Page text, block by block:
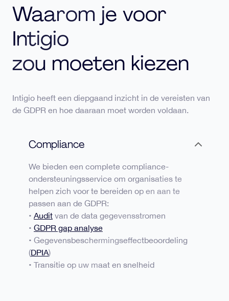
Waarom je voor
Intigio
zou moeten kiezen
Intigio heeft een diepgaand inzicht in de vereisten van
de GDPR en hoe daaraan moet worden voldaan.
Compliance
We bieden een complete compliance-
ondersteuningsservice om organisaties te
helpen zich voor te bereiden op en aan te
passen aan de GDPR:
• Audit van de data gegevensstromen
• GDPR gap analyse
• Gegevensbeschermingseffectbeoordeling
(DPIA)
• Transitie op uw maat en snelheid